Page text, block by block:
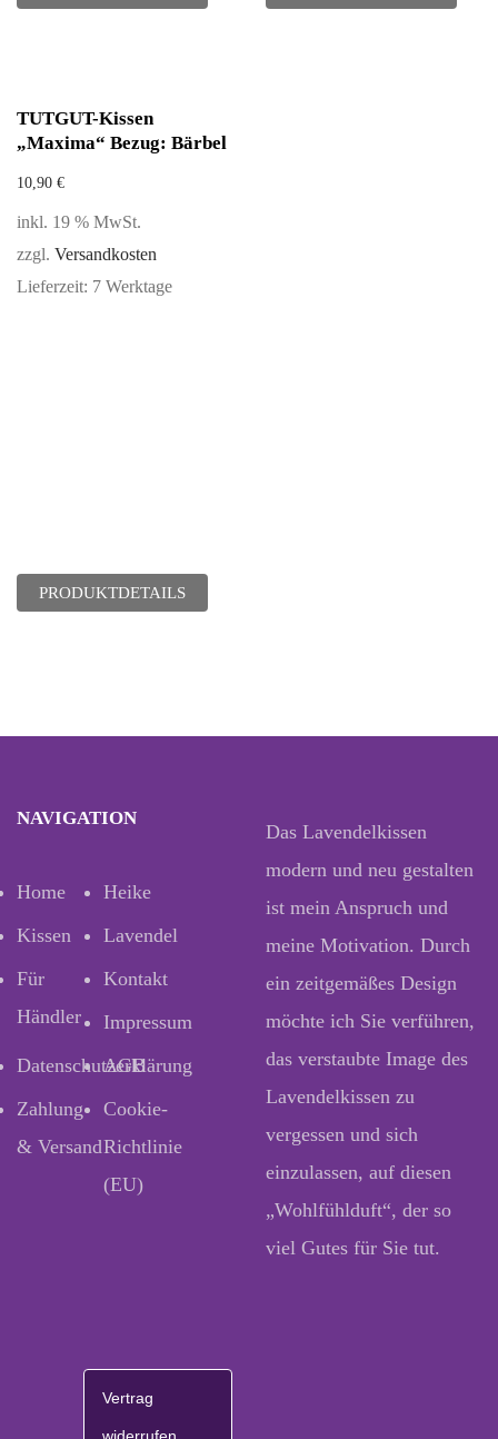
TUTGUT-Kissen
„Maxima“ Bezug: Bärbel
10,90 €
inkl. 19 % MwSt.
zzgl. Versandkosten
Lieferzeit: 7 Werktage
PRODUKTDETAILS
NAVIGATION
Home
Heike
Kissen
Lavendel
Für
Händler
Kontakt
Impressum
Datenschutzerklärung
AGB
Zahlung
& Versand
Cookie-
Richtlinie
(EU)
Das Lavendelkissen
modern und neu gestalten
ist mein Anspruch und
meine Motivation. Durch
ein zeitgemäßes Design
möchte ich Sie verführen,
das verstaubte Image des
Lavendelkissen zu
vergessen und sich
einzulassen, auf diesen
„Wohlfühlduft“, der so
viel Gutes für Sie tut.
Vertrag
widerrufen